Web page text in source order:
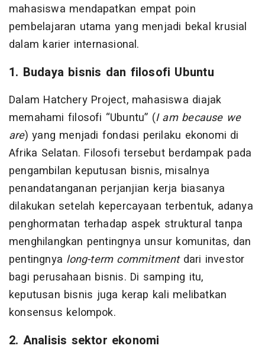
mahasiswa mendapatkan empat poin
pembelajaran utama yang menjadi bekal krusial
dalam karier internasional.
1. Budaya bisnis dan filosofi Ubuntu
Dalam Hatchery Project, mahasiswa diajak
memahami filosofi “Ubuntu” (I am because we
are) yang menjadi fondasi perilaku ekonomi di
Afrika Selatan. Filosofi tersebut berdampak pada
pengambilan keputusan bisnis, misalnya
penandatanganan perjanjian kerja biasanya
dilakukan setelah kepercayaan terbentuk, adanya
penghormatan terhadap aspek struktural tanpa
menghilangkan pentingnya unsur komunitas, dan
pentingnya long-term commitment dari investor
bagi perusahaan bisnis. Di samping itu,
keputusan bisnis juga kerap kali melibatkan
konsensus kelompok.
2. Analisis sektor ekonomi